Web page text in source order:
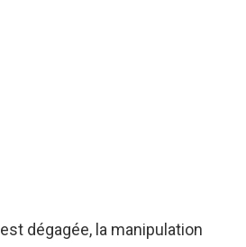
dégagée, la manipulation